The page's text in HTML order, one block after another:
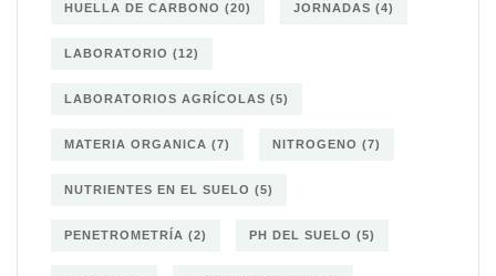
HUELLA DE CARBONO (20) JORNADAS (4)
LABORATORIO (12)
LABORATORIOS AGRÍCOLAS (5)
MATERIA ORGANICA (7) NITROGENO (7)
NUTRIENTES EN EL SUELO (5)
PENETROMETRÍA (2) PH DEL SUELO (5)